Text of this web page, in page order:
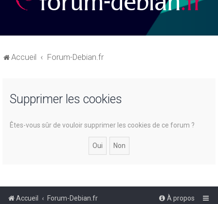
Accueil Forum-Debian.fr
Supprimer les cookies
Êtes-vous sûr de vouloir supprimer les cookies de ce forum ?
Accueil Forum-Debian.fr
À propos